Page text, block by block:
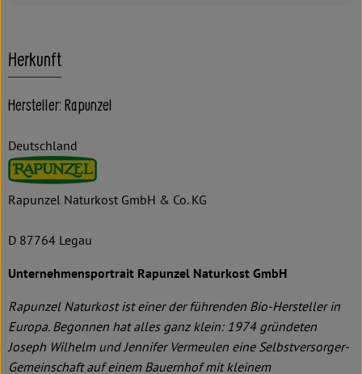
Herkunft
Hersteller: Rapunzel
Deutschland
Rapunzel Naturkost GmbH & Co. KG
D 87764 Legau
Unternehmensportrait Rapunzel Naturkost GmbH
Rapunzel Naturkost ist einer der führenden Bio-Hersteller in
Europa. Begonnen hat alles ganz klein: 1974 gründeten
Joseph Wilhelm und Jennifer Vermeulen eine Selbstversorger-
Gemeinschaft auf einem Bauernhof mit kleinem